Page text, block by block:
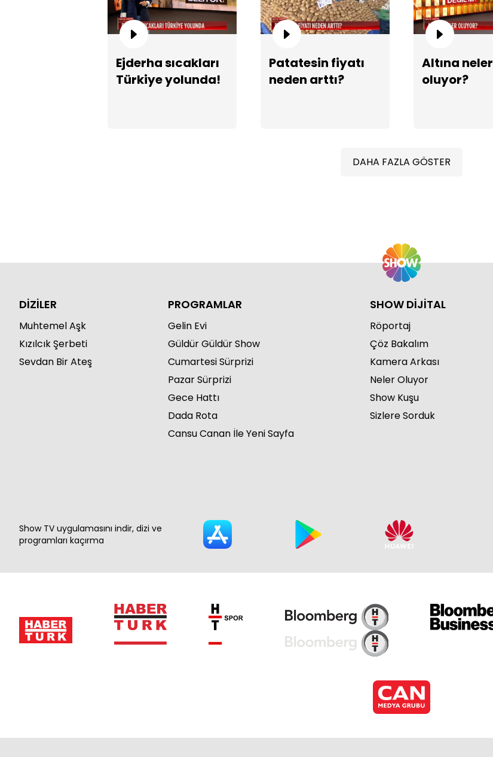
Ejderha sıcakları
Türkiye yolunda!
Patatesin fiyatı
neden arttı?
Altına neler
oluyor?
DAHA FAZLA GÖSTER
DİZİLER
Muhtemel Aşk
Kızılcık Şerbeti
Sevdan Bir Ateş
PROGRAMLAR
Gelin Evi
Güldür Güldür Show
Cumartesi Sürprizi
Pazar Sürprizi
Gece Hattı
Dada Rota
Cansu Canan İle Yeni Sayfa
SHOW DİJİTAL
Röportaj
Çöz Bakalım
Kamera Arkası
Neler Oluyor
Show Kuşu
Sizlere Sorduk
Show TV uygulamasını indir, dizi ve
programları kaçırma